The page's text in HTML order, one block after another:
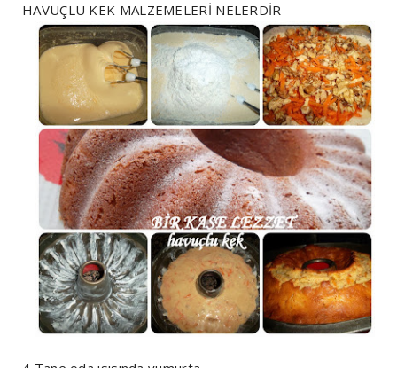
HAVUÇLU KEK MALZEMELERİ NELERDİR